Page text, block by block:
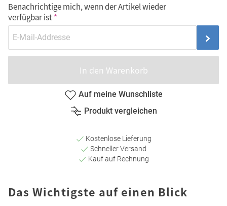
Benachrichtige mich, wenn der Artikel wieder
verfügbar ist
In den Warenkorb
Auf meine Wunschliste
Produkt vergleichen
Kostenlose Lieferung
Schneller Versand
Kauf auf Rechnung
Das Wichtigste auf einen Blick